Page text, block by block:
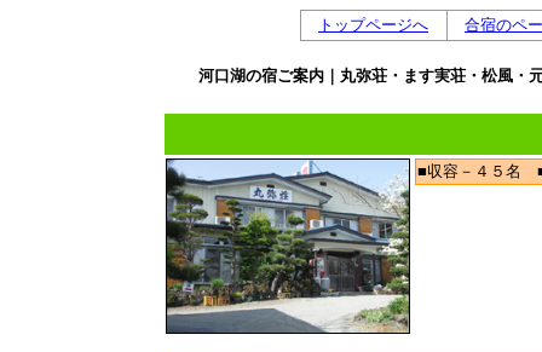
トップページへ 合宿のペ
河口湖の宿ご案内｜丸弥荘・ます実荘・松風・
■収容－４５名